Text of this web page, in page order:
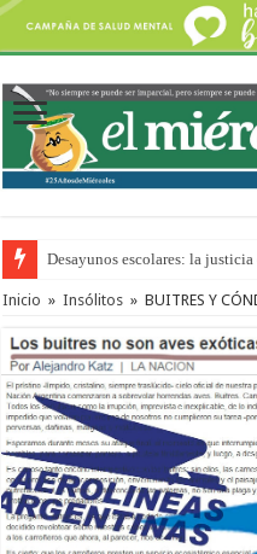
Desayunos escolares: la
Inicio » Insólitos » BUITRES Y